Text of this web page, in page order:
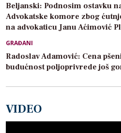
Beljanski: Podnosim ostavku
Advokatske komore zbog
na advokaticu Janu Aćimović
GRAĐANI
Radoslav Adamović: Cena
budućnost poljoprivrede još
VIDEO